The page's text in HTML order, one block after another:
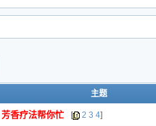
主题
香疗法帮你忙 [ 2 3 4]